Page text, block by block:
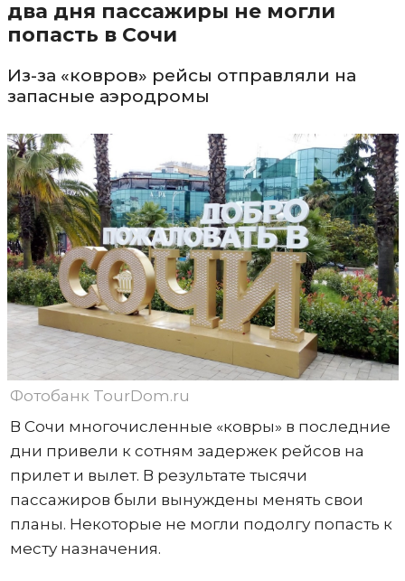
два дня пассажиры не могли
попасть в Сочи
Из-за «ковров» рейсы отправляли на
запасные аэродромы
Фотобанк TourDom.ru
В Сочи многочисленные «ковры» в последние
дни привели к сотням задержек рейсов на
прилет и вылет. В результате тысячи
пассажиров были вынуждены менять свои
планы. Некоторые не могли подолгу попасть к
месту назначения.